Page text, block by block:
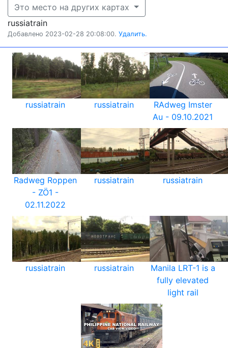
Это место на других картах
russiatrain
Добавлено 2023-02-28 20:08:00. Удалить.
russiatrain russiatrain
RAdweg Imster
Au - 09.10.2021
Radweg Roppen
- ZÖ1 -
02.11.2022
russiatrain russiatrain
russiatrain russiatrain
Manila LRT-1 is a
fully elevated
light rail